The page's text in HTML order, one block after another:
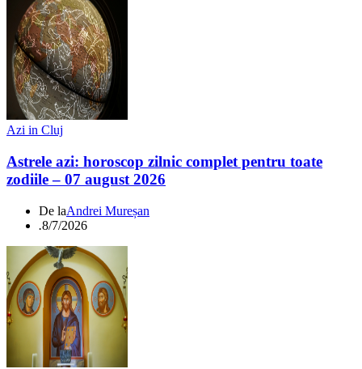
Azi in Cluj
Astrele azi: horoscop zilnic complet pentru toate
zodiile – 07 august 2026
De laAndrei Mureșan
.8/7/2026